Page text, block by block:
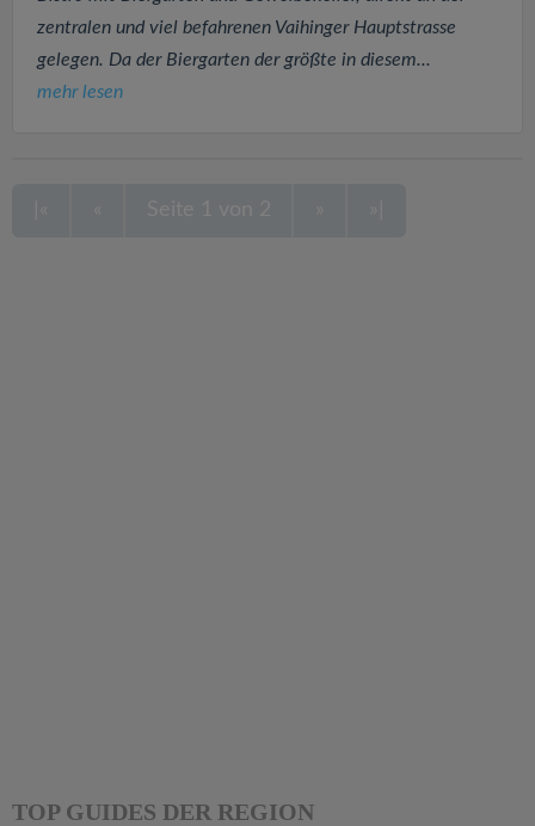
zentralen und viel befahrenen Vaihinger Hauptstrasse
gelegen. Da der Biergarten der größte in diesem...
mehr lesen
TOP GUIDES DER REGION